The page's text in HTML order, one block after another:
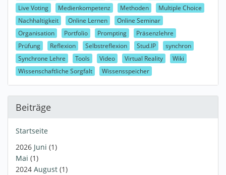
Live Voting
Medienkompetenz Methoden
Multiple Choice
Nachhaltigkeit
Online Lernen
Online Seminar
Organisation
Portfolio Prompting
Präsenzlehre
Prüfung
Reflexion Selbstreflexion Stud.IP
synchron
Synchrone Lehre
Tools Video Virtual Reality
Wiki
Wissenschaftliche Sorgfalt
Wissensspeicher
Beiträge
Startseite
2026 Juni (1)
Mai (1)
2024 August (1)